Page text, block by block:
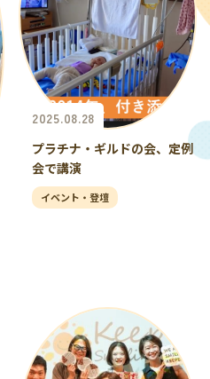
2025.08.28
プラチナ・ギルドの会、定例
会で講演
イベント・登壇